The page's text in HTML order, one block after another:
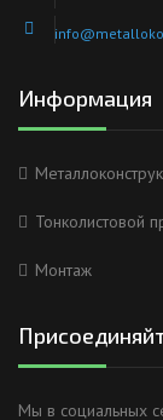
Информация
Тонколистовой
Монтаж
Мы в социальных